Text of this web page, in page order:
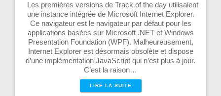
Les premières versions de Track of the day utilisaient
une instance intégrée de Microsoft Internet Explorer.
Ce navigateur est le navigateur par défaut pour les
applications basées sur Microsoft .NET et Windows
Presentation Foundation (WPF). Malheureusement,
Internet Explorer est désormais obsolète et dispose
d’une implémentation JavaScript qui n’est plus à jour.
C’est la raison…
LIRE LA SUITE